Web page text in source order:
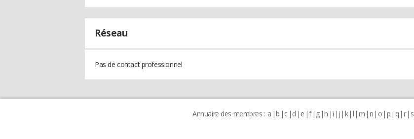
Réseau
Pas de contact professionnel
Annuaire des membres : a b c d e f g h i j k l m n o p q r s